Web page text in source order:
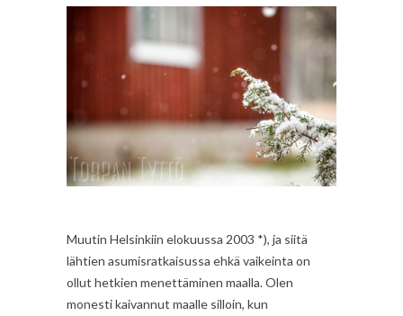
Muutin Helsinkiin elokuussa 2003 *), ja siitä
lähtien asumisratkaisussa ehkä vaikeinta on
ollut hetkien menettäminen maalla. Olen
monesti kaivannut maalle silloin, kun